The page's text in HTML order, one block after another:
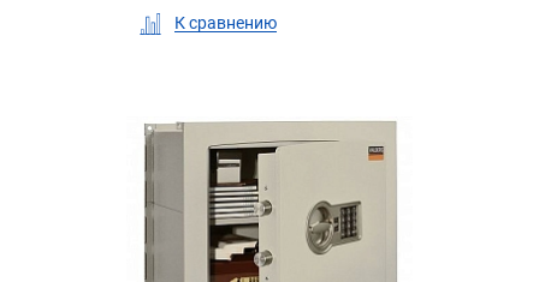
К сравнению